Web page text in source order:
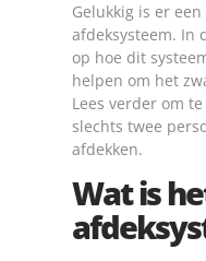
Gelukkig is er
afdeksysteem. In
op hoe dit
helpen om het
Lees verder om
slechts twee
afdekken.
Wat is